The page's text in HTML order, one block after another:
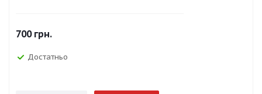
700грн.
Достатньо